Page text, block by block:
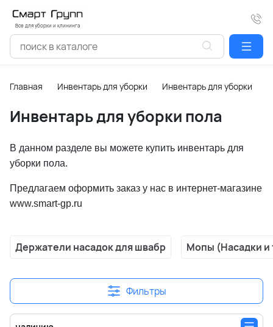
Все для уборки и клининга
Главная Инвентарь для уборки Инвентарь для уборки пола
Инвентарь для уборки пола
В данном разделе вы можете купить инвентарь для
уборки пола.
Предлагаем оформить заказ у нас в интернет-магазине
www.smart-gp.ru
Держатели насадок для швабр Мопы (Насадки и
Фильтры